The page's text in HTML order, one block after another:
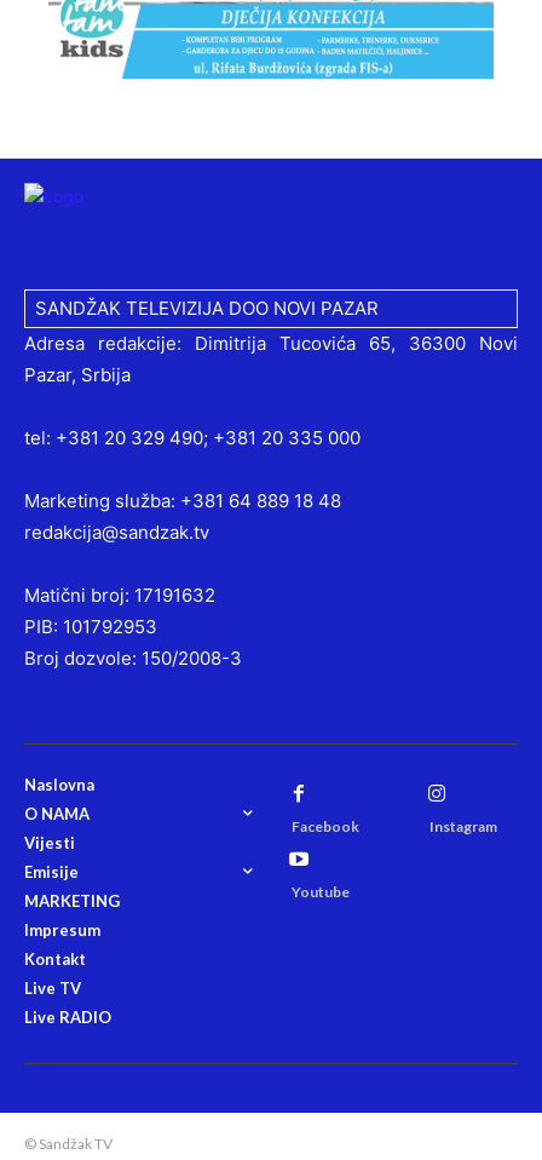
SANDŽAK TELEVIZIJA DOO NOVI PAZAR
Adresa redakcije: Dimitrija Tucovića 65, 36300 Novi
Pazar, Srbija
tel: +381 20 329 490; +381 20 335 000
Marketing služba: +381 64 889 18 48
redakcija@sandzak.tv
Matični broj: 17191632
PIB: 101792953
Broj dozvole: 150/2008-3
Naslovna
O NAMA
Vijesti
Emisije
MARKETING
Impresum
Kontakt
Live TV
Live RADIO
Facebook Instagram
Youtube
© Sandžak TV